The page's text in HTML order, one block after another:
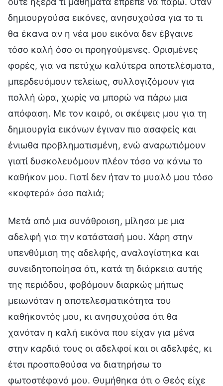
δημιουργούσα εικόνες, ανησυχούσα για το τι
θα έκανα αν η νέα μου εικόνα δεν έβγαινε
τόσο καλή όσο οι προηγούμενες. Ορισμένες
φορές, για να πετύχω καλύτερα αποτελέσματα,
μπερδευόμουν τελείως, συλλογιζόμουν για
πολλή ώρα, χωρίς να μπορώ να πάρω μια
απόφαση. Με τον καιρό, οι σκέψεις μου για τη
δημιουργία εικόνων έγιναν πιο ασαφείς και
ένιωθα προβληματισμένη, ενώ αναρωτιόμουν
γιατί δυσκολευόμουν πλέον τόσο να κάνω το
καθήκον μου. Γιατί δεν ήταν το μυαλό μου τόσο
«κοφτερό» όσο παλιά;
Μετά από μια συνάθροιση, μίλησα με μια
αδελφή για την κατάστασή μου. Χάρη στην
υπενθύμιση της αδελφής, αναλογίστηκα και
συνειδητοποίησα ότι, κατά τη διάρκεια αυτής
της περιόδου, φοβόμουν διαρκώς μήπως
μειωνόταν η αποτελεσματικότητα του
καθήκοντός μου, κι ανησυχούσα ότι θα
χανόταν η καλή εικόνα που είχαν για μένα
στην καρδιά τους οι αδελφοί και οι αδελφές, κι
έτσι προσπαθούσα να διατηρήσω το
φωτοστέφανό μου. Θυμήθηκα ότι ο Θεός είχε